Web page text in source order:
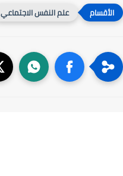
علم النفس الاجتماعي